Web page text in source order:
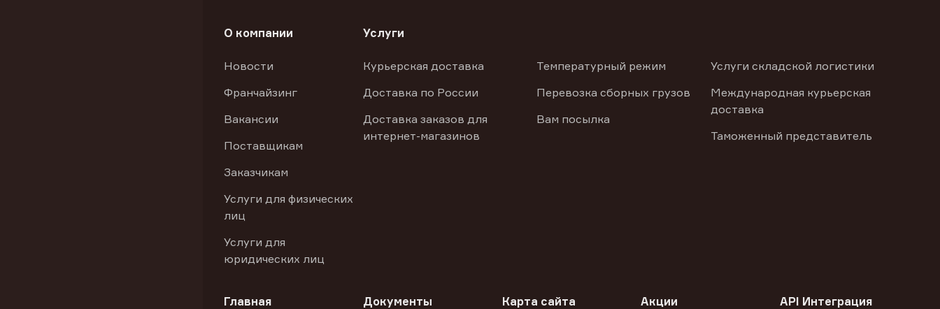
О компании
Новости
Франчайзинг
Вакансии
Поставщикам
Заказчикам
Услуги для физических
лиц
Услуги для
юридических лиц
Услуги
Курьерская доставка
Доставка по России
Доставка заказов для
интернет-магазинов
Температурный режим
Перевозка сборных грузов
Вам посылка
Услуги складской логистики
Международная курьерская
доставка
Таможенный представитель
Главная Документы Карта сайта Акции API Интеграция